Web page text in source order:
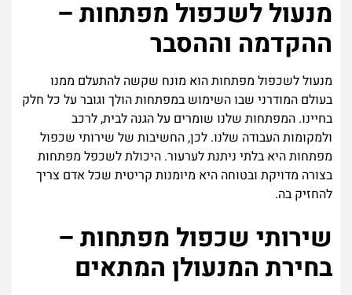
מנעול לשכפול מפתחות –
ההקדמה וההסבר
מנעול לשכפול מפתחות הוא מונח שקשה להתעלם ממנו
בעולם המודרני שבו השימוש במפתחות הולך וגובר על כל חלק
בחיינו. המפתחות שלנו שומרים על הגנה לבית, לרכב
ולמקומות העבודה שלנו. לכן, החשיבות של שירותי שכפול
מפתחות היא בלתי ניתנת לערעור. היכולת לשכפל מפתחות
בצורה מדויקת ובטוחה היא מיומנות קריטית שכל אדם צריך
להחזיק בה.
שירותי שכפול מפתחות –
בחירת המנעולן המתאים